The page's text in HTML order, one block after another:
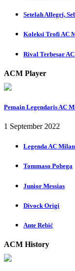
Setelah Allegri,
Koleksi Trofi AC
Rival Terbesar
ACM Player
Pemain Legendaris AC
1 September 2022
Legenda AC
Tommaso Pobega
Junior Messias
Divock Origi
Ante Rebić
ACM History